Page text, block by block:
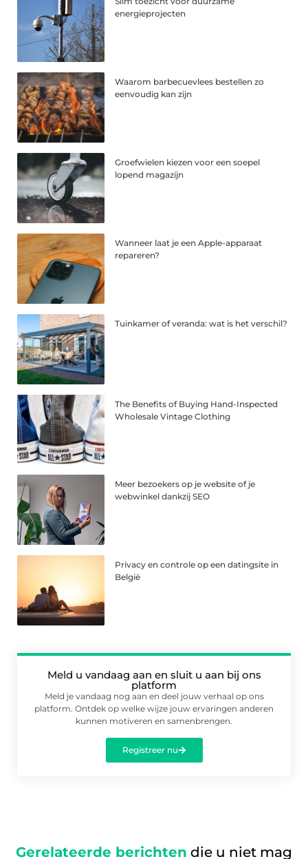
energieprojecten
Waarom barbecuevlees bestellen zo
eenvoudig kan zijn
Groefwielen kiezen voor een soepel
lopend magazijn
Wanneer laat je een Apple-apparaat
repareren?
Tuinkamer of veranda: wat is het verschil?
The Benefits of Buying Hand-Inspected
Wholesale Vintage Clothing
Meer bezoekers op je website of je
webwinkel dankzij SEO
Privacy en controle op een datingsite in
België
Meld u vandaag aan en sluit u aan bij ons
platform
Meld je vandaag nog aan en deel jouw verhaal op ons
platform. Ontdek op welke wijze jouw ervaringen anderen
kunnen motiveren en samenbrengen.
Registreer nu
Gerelateerde berichten die u niet mag